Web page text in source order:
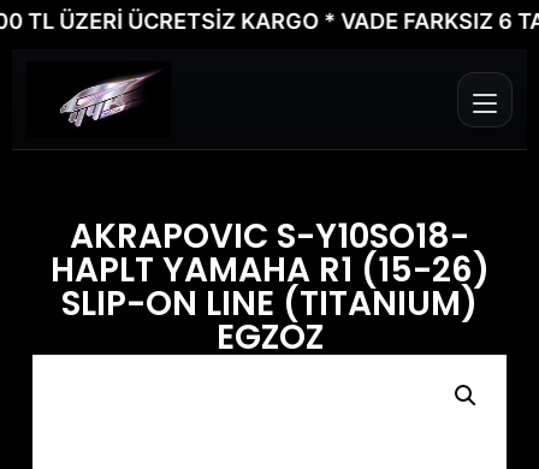
ÜZERİ ÜCRETSİZ KARGO * VADE FARKSIZ 6
AKRAPOVIC S-Y10SO18-
HAPLT YAMAHA R1 (15-26)
SLIP-ON LINE (TITANIUM)
EGZOZ